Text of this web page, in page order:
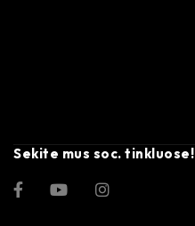
Sekite mus soc. tinkluose!